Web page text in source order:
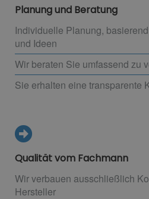
Planung und Beratung
Individuelle Planung,
und Ideen
Wir beraten Sie umfassend zu
Sie erhalten eine transparente
Qualität vom Fachmann
Wir verbauen ausschließlich
Hersteller